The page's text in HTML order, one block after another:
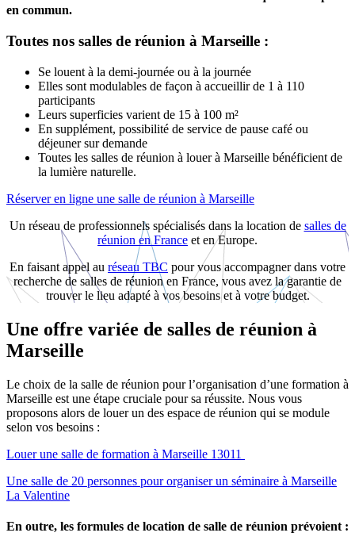
en commun.
Toutes nos salles de réunion à Marseille :
Se louent à la demi-journée ou à la journée
Elles sont modulables de façon à accueillir de 1 à 110
participants
Leurs superficies varient de 15 à 100 m²
En supplément, possibilité de service de pause café ou
déjeuner sur demande
Toutes les salles de réunion à louer à Marseille bénéficient de
la lumière naturelle.
Réserver en ligne une salle de réunion à Marseille
Un réseau de professionnels spécialisés dans la location de salles de
réunion en France et en Europe.
En faisant appel au réseau TBC pour vous accompagner dans votre
recherche de salles de réunion en France, vous avez la garantie de
trouver le lieu adapté à vos besoins et à votre budget.
Une offre variée de salles de réunion à
Marseille
Le choix de la salle de réunion pour l’organisation d’une formation à
Marseille est une étape cruciale pour sa réussite. Nous vous
proposons alors de louer un des espace de réunion qui se module
selon vos besoins :
Louer une salle de formation à Marseille 13011
Une salle de 20 personnes pour organiser un séminaire à Marseille
La Valentine
En outre, les formules de location de salle de réunion prévoient :